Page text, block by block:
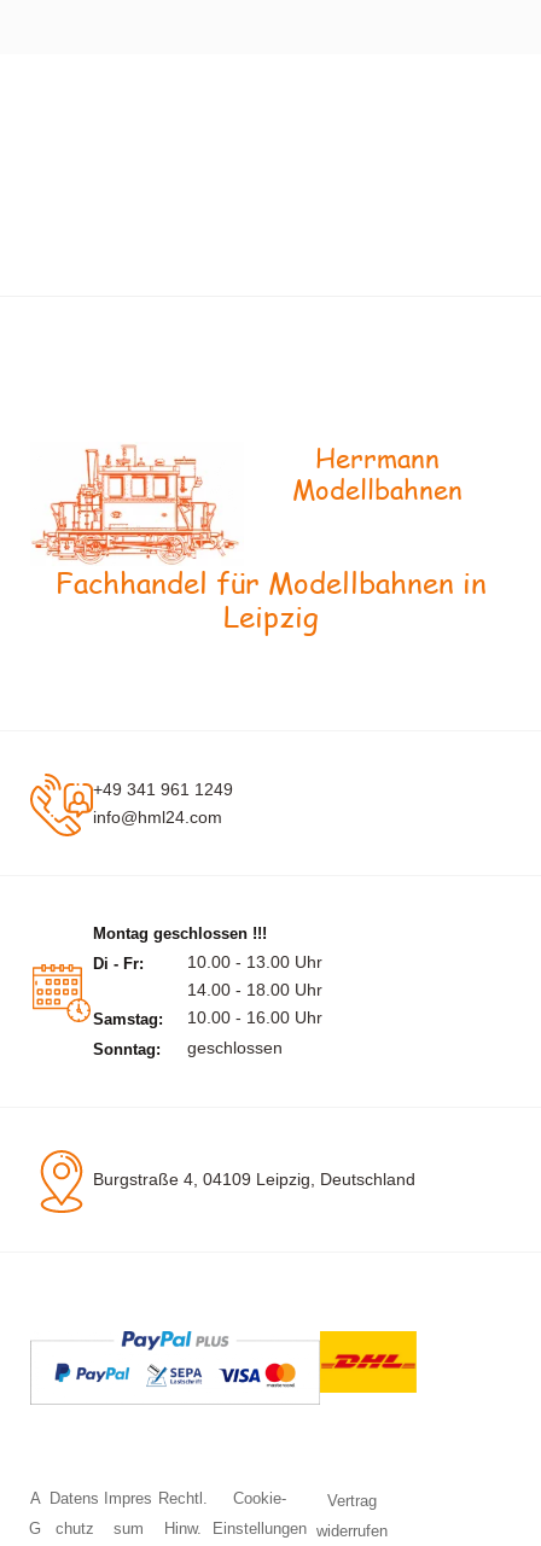
Herrmann
Modellbahnen
Fachhandel für Modellbahnen in
Leipzig
+49 341 961 1249
info@hml24.com
Montag geschlossen !!!
Di - Fr:
10.00 - 13.00 Uhr
14.00 - 18.00 Uhr
Samstag: 10.00 - 16.00 Uhr
Sonntag: geschlossen
Burgstraße 4, 04109 Leipzig, Deutschland
A
G
Datens
chutz
Impres
sum
Rechtl.
Hinw.
Cookie-
Einstellungen
Vertrag
widerrufen